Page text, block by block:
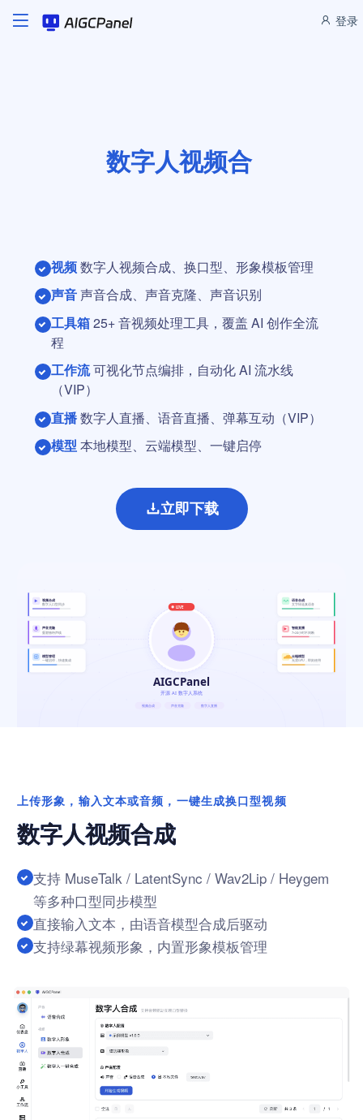
登录
数字人视频合成，一键生成
视频数字人视频合成、换口型、形象模板管理
声音声音合成、声音克隆、声音识别
工具箱25+ 音视频处理工具，覆盖 AI 创作全流
程
工作流可视化节点编排，自动化 AI 流水线
（VIP）
直播数字人直播、语音直播、弹幕互动（VIP）
模型 本地模型、云端模型、一键启停
立即下载
上传形象，输入文本或音频，一键生成换口型视频
数字人视频合成
支持 MuseTalk / LatentSync / Wav2Lip / Heygem
等多种口型同步模型
直接输入文本，由语音模型合成后驱动
支持绿幕视频形象，内置形象模板管理